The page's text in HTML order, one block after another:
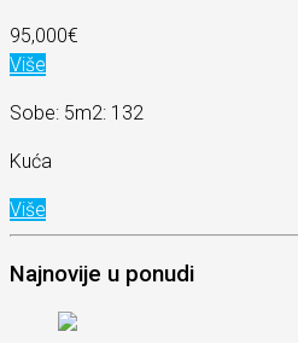
95,000€
Više
Sobe: 5m2: 132
Kuća
Više
Najnovije u ponudi